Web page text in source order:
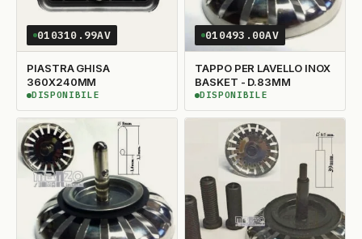
010310.99AV
PIASTRA GHISA
360X240MM
DISPONIBILE
DISPONIBILE
010493.00AV
TAPPO PER LAVELLO INOX
BASKET - D.83MM
DISPONIBILE
DISPONIBILE